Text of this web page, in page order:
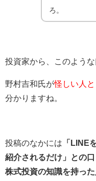
ろ。
投資家から、このよう
野村吉和氏が怪しい人
分かりますね。
投稿のなかには 「LINE
紹介されるだけ」との
株式投資の知識を持っ